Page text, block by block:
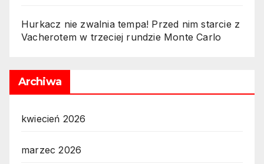
Hurkacz nie zwalnia tempa! Przed nim starcie z
Vacherotem w trzeciej rundzie Monte Carlo
Archiwa
kwiecień 2026
marzec 2026